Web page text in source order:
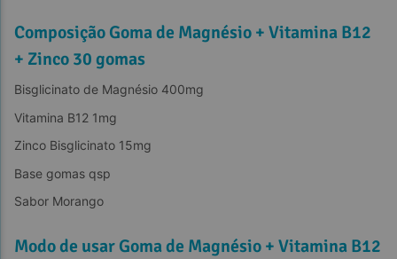
Composição Goma de Magnésio + Vitamina B12
+ Zinco 30 gomas
Bisglicinato de Magnésio 400mg
Vitamina B12 1mg
Zinco Bisglicinato 15mg
Base gomas qsp
Sabor Morango
Modo de usar Goma de Magnésio + Vitamina B12